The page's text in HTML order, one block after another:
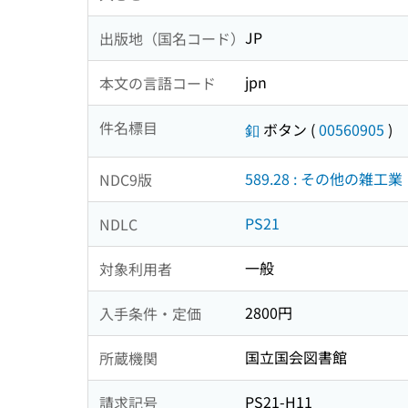
出版地（国名コード） JP
本文の言語コード jpn
件名標目 釦 ボタン (00560905 )
NDC9版 589.28 : その他の雑工業
NDLC PS21
対象利用者 一般
入手条件・定価 2800円
所蔵機関 国立国会図書館
請求記号 PS21-H11